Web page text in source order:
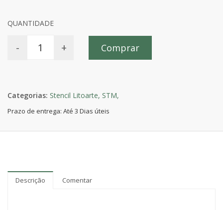
QUANTIDADE
- + Comprar
Categorias: Stencil Litoarte, STM,
Prazo de entrega: Até 3 Dias úteis
Descrição Comentar